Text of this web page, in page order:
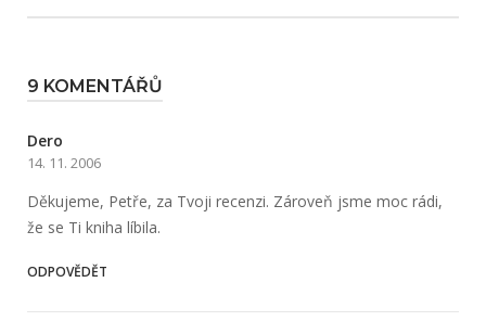
9 KOMENTÁŘŮ
Dero
14. 11. 2006
Děkujeme, Petře, za Tvoji recenzi. Zároveň jsme moc rádi,
že se Ti kniha líbila.
ODPOVĚDĚT